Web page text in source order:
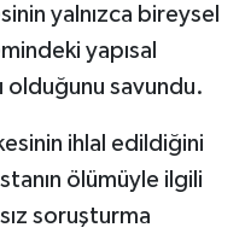
yalnızca bireysel
yapısal
olduğunu savundu.
ihlal edildiğini
ölümüyle ilgili
soruşturma